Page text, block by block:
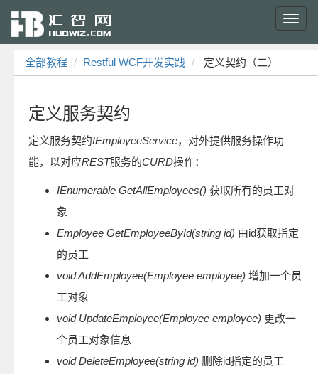
全部教程 Restful WCF开发实践 定义契约（二）
定义服务契约
定义服务契约IEmployeeService，对外提供服务操作功
能，以对应REST服务的CURD操作：
IEnumerable GetAllEmployees() 获取所有的员工对
象
Employee GetEmployeeById(string id) 由id获取指定
的员工
void AddEmployee(Employee employee) 增加一个员
工对象
void UpdateEmployee(Employee employee) 更改一
个员工对象信息
void DeleteEmployee(string id) 删除id指定的员工